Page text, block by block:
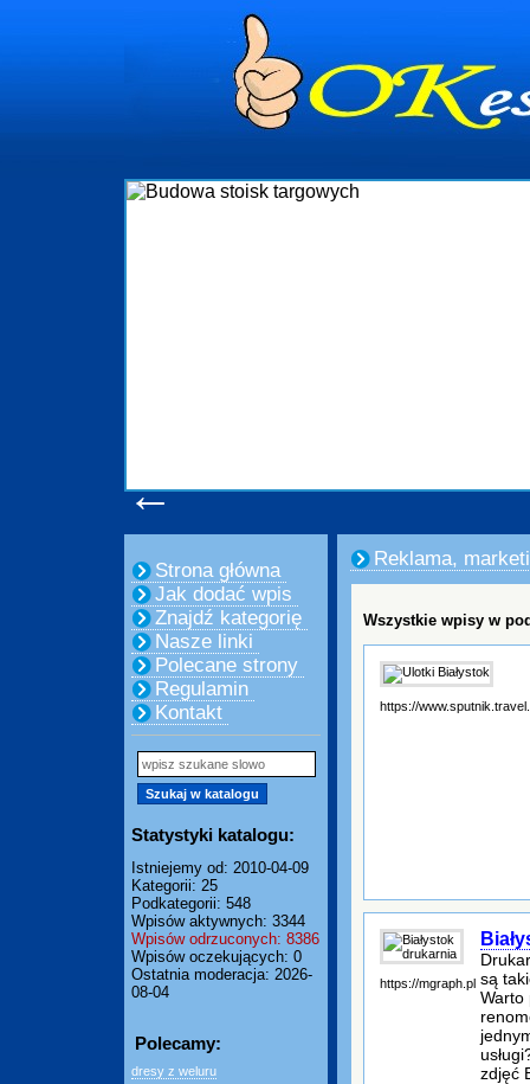
←
Strona główna
Jak dodać wpis
Znajdź kategorię
Nasze linki
Polecane strony
Regulamin
Kontakt
Statystyki katalogu:
Istniejemy od: 2010-04-09
Kategorii: 25
Podkategorii: 548
Wpisów aktywnych: 3344
Wpisów odrzuconych: 8386
Wpisów oczekujących: 0
Ostatnia moderacja: 2026-
08-04
Polecamy:
dresy z weluru
Reklama,
Wszystkie wpisy w
https://
https://mgraph.pl są
Warto
zdjęć